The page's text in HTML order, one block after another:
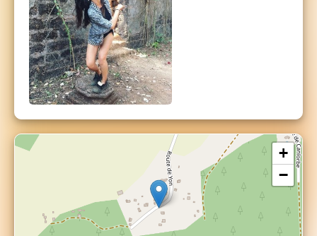
PARCOURS Intensif
60h*** Le Parcours MAÎTRE.SSE DE
CEREMONIE Ecstatic Dance
EN PRESENTIEL INTENSIF & SUR 6 JOURS*
DU MARDI 6 MAI 19h *** AU
DIMANCHE 11 MAI 17h 2024
Parcours MAÎTRE.SSE DE CEREMONIE
se
déroule en présentiel sur 6 jours :) d'activation
et de révélation pour t'accompagner dans
l'emmergence de la conscience de perception
élargie et en profondeur d'un Ceremony
+
−